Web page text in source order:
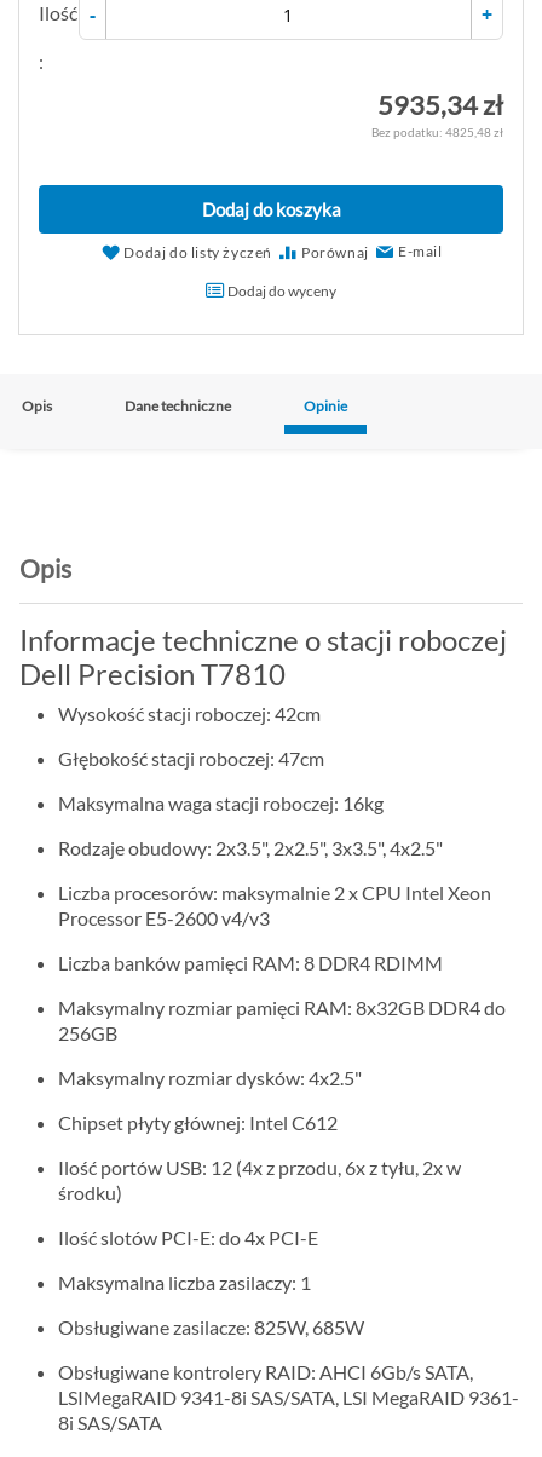
Ilość
:
- +
5935,34 zł
4825,48 zł
Dodaj do koszyka
Dodaj do listy życzeń Porównaj E-mail
Dodaj do wyceny
Opis Dane techniczne Opinie
Opis
Informacje techniczne o stacji roboczej
Dell Precision T7810
Wysokość stacji roboczej: 42cm
Głębokość stacji roboczej: 47cm
Maksymalna waga stacji roboczej: 16kg
Rodzaje obudowy: 2x3.5", 2x2.5", 3x3.5", 4x2.5"
Liczba procesorów: maksymalnie 2 x CPU Intel Xeon
Processor E5-2600 v4/v3
Liczba banków pamięci RAM: 8 DDR4 RDIMM
Maksymalny rozmiar pamięci RAM: 8x32GB DDR4 do
256GB
Maksymalny rozmiar dysków: 4x2.5"
Chipset płyty głównej: Intel C612
Ilość portów USB: 12 (4x z przodu, 6x z tyłu, 2x w
środku)
Ilość slotów PCI-E: do 4x PCI-E
Maksymalna liczba zasilaczy: 1
Obsługiwane zasilacze: 825W, 685W
Obsługiwane kontrolery RAID: AHCI 6Gb/s SATA,
LSIMegaRAID 9341-8i SAS/SATA, LSI MegaRAID 9361-
8i SAS/SATA